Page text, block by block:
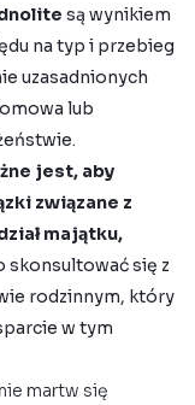
są wynikiem
na typ i przebieg
uzasadnionych
lub
jest, aby
związane z
majątku,
skonsultować się z
rodzinnym, który
w tym
martw się